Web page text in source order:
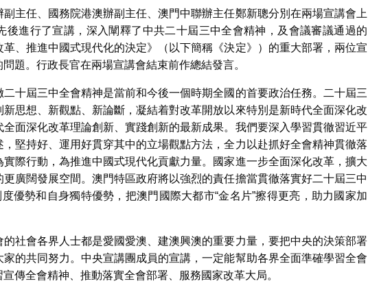
主任、國務院港澳辦副主任、澳門中聯辦主任鄭新聰分別在兩場宣講會上
後進行了宣講，深入闡釋了中共二十屆三中全會精神，及會議審議通過的
革、推進中國式現代化的決定》（以下簡稱《決定》）的重大部署，兩位宣
題。行政長官在兩場宣講會結束前作總結發言。
十屆三中全會精神是當前和今後一個時期全國的首要政治任務。二十屆三
思想、新觀點、新論斷，凝結着對改革開放以來特別是新時代全面深化改
面深化改革理論創新、實踐創新的最新成果。我們要深入學習貫徹習近平
堅持好、運用好貫穿其中的立場觀點方法，全力以赴抓好全會精神貫徹落
際行動，為推進中國式現代化貢獻力量。國家進一步全面深化改革，擴大
廣闊發展空間。澳門特區政府將以強烈的責任擔當貫徹落實好二十屆三中
優勢和自身獨特優勢，把澳門國際大都市“金名片”擦得更亮，助力國家加
社會各界人士都是愛國愛澳、建澳興澳的重要力量，要把中央的決策部署
的共同努力。中央宣講團成員的宣講，一定能幫助各界全面準確學習全會
傳全會精神、推動落實全會部署、服務國家改革大局。